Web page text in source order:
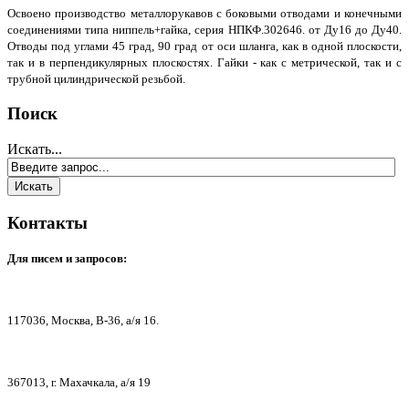
Освоено производство металлорукавов с боковыми отводами и конечными
соединениями типа ниппель+гайка, серия НПКФ.302646. от Ду16 до Ду40.
Отводы под углами 45 град, 90 град от оси шланга, как в одной плоскости,
так и в перпендикулярных плоскостях. Гайки - как с метрической, так и с
трубной цилиндрической резьбой.
Поиск
Искать...
Контакты
Для писем и запросов:
117036, Москва, В-36, а/я 16.
367013, г. Махачкала, а/я 19